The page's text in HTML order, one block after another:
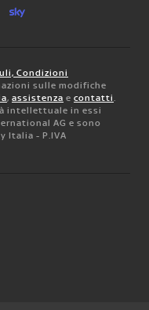
Condizioni
sulle modifiche
, assistenza e contatti.
intellettuale in essi
AG e sono
Italia - P.IVA